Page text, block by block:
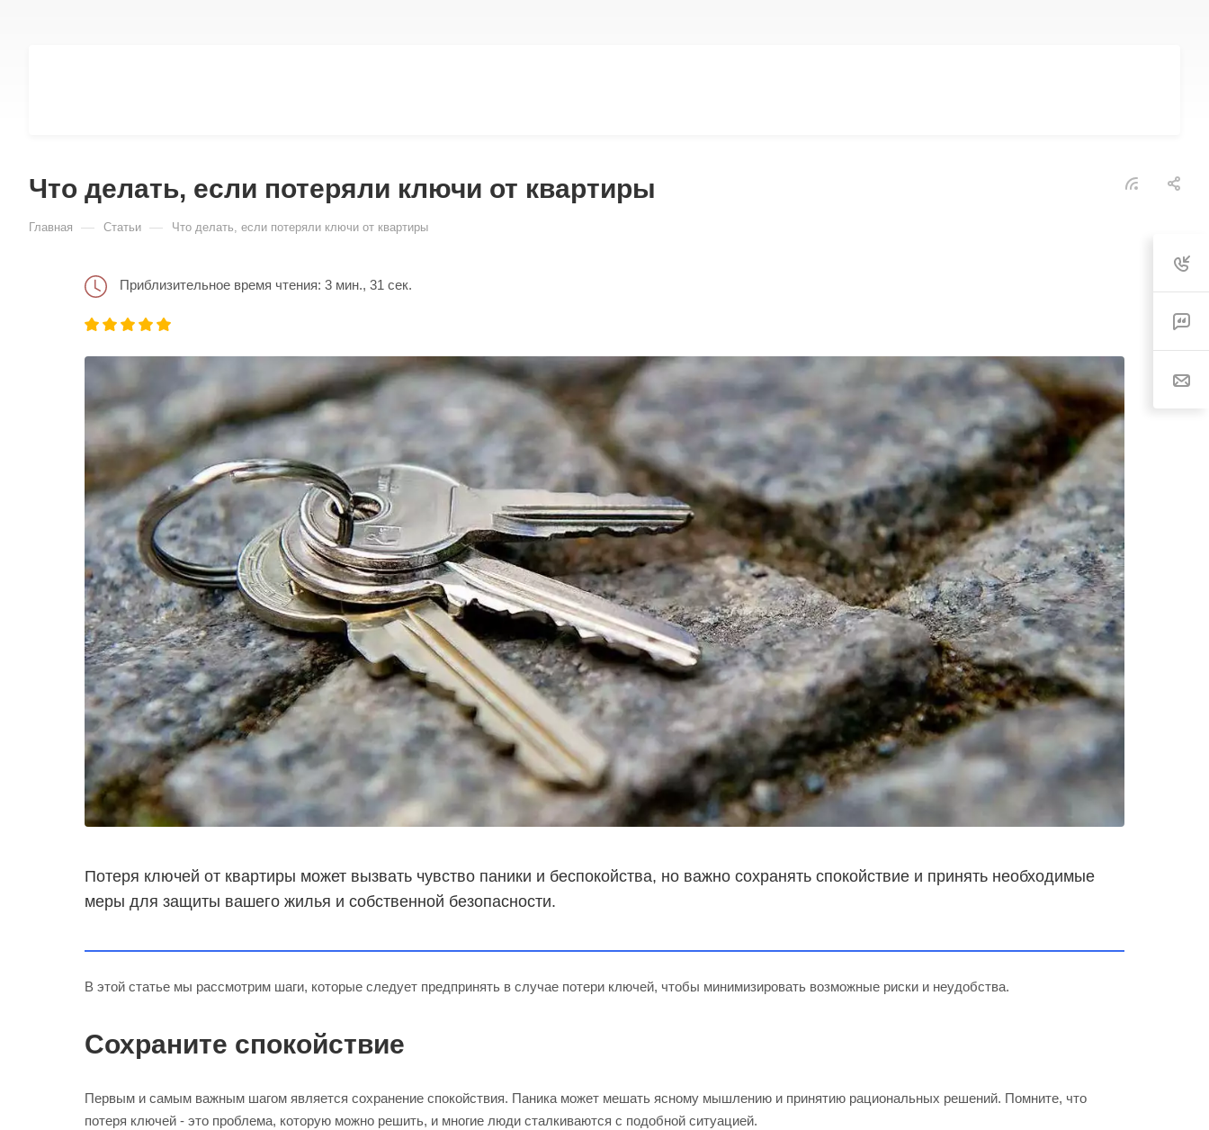
Что делать, если потеряли ключи от квартиры
Главная — Статьи — Что делать, если потеряли ключи от квартиры
Приблизительное время чтения: 3 мин., 31 сек.
Потеря ключей от квартиры может вызвать чувство паники и беспокойства, но важно сохранять спокойствие и принять необходимые
меры для защиты вашего жилья и собственной безопасности.
В этой статье мы рассмотрим шаги, которые следует предпринять в случае потери ключей, чтобы минимизировать возможные риски и неудобства.
Сохраните спокойствие
Первым и самым важным шагом является сохранение спокойствия. Паника может мешать ясному мышлению и принятию рациональных решений. Помните, что
потеря ключей - это проблема, которую можно решить, и многие люди сталкиваются с подобной ситуацией.